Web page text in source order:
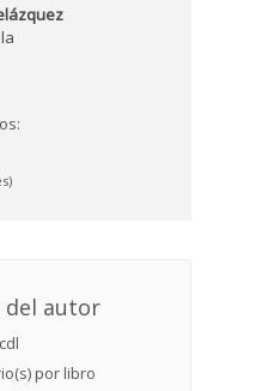
del autor
por libro